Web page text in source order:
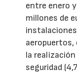
entre enero
millones de
la
seguridad